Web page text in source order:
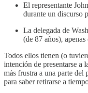
El representante
durante un discurso
La delegada de
(de 87 años), apenas
Todos ellos tienen (o
intención de presentarse a
más frustra a una parte del
para saber retirarse a